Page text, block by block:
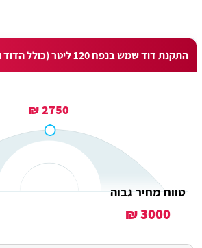
התקנת דוד שמש בנפח 120 ליטר (כולל הדוד והקולטים)
2750 ₪
טווח מחיר גבוה
3000 ₪